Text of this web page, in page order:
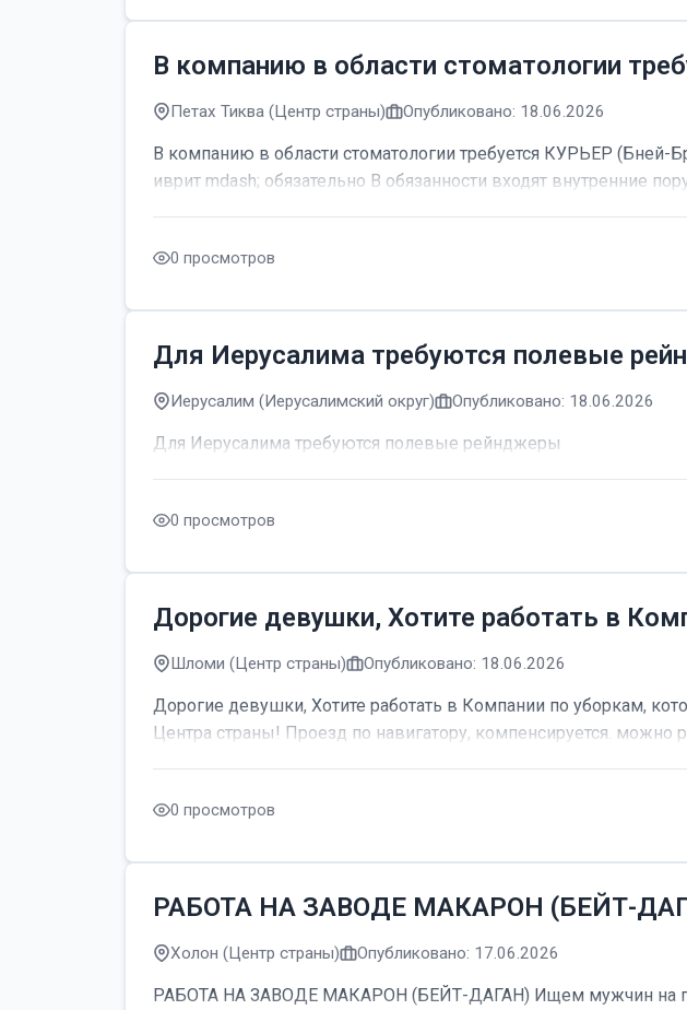
В компанию в области стоматологии
Петах Тиква (Центр страны) Опубликовано: 18.06.2026
В компанию в области стоматологии требуется КУРЬЕР (Бней-
иврит mdash; обязательно В обязанности входят внутренние
0 просмотров
Для Иерусалима требуются полевые
Иерусалим (Иерусалимский округ) Опубликовано: 18.06.2026
Для Иерусалима требуются полевые рейнджеры
0 просмотров
Дорогие девушки, Хотите работать в
Шломи (Центр страны) Опубликовано: 18.06.2026
Дорогие девушки, Хотите работать в Компании по уборкам,
Центра страны! Проезд по навигатору, компенсируется. можно
0 просмотров
РАБОТА НА ЗАВОДЕ МАКАРОН (БЕЙТ-
Холон (Центр страны) Опубликовано: 17.06.2026
РАБОТА НА ЗАВОДЕ МАКАРОН (БЕЙТ-ДАГАН) Ищем мужчин на